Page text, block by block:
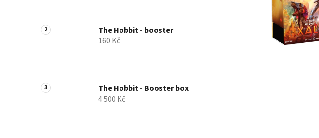
n
n
e
The Hobbit - booster
160 Kč
The Hobbit - Booster box
4 500 Kč